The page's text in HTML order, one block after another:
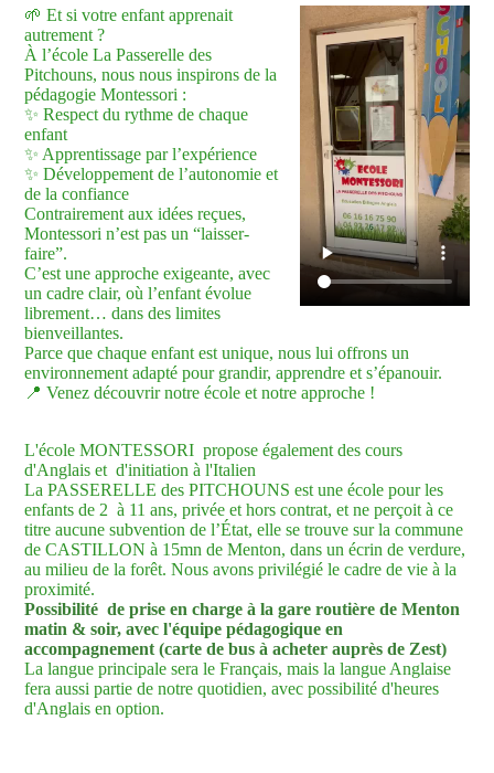
🌱 Et si votre enfant apprenait
autrement ?
À l’école La Passerelle des
Pitchouns, nous nous inspirons de la
pédagogie Montessori :
✨ Respect du rythme de chaque
enfant
✨ Apprentissage par l’expérience
✨ Développement de l’autonomie et
de la confiance
Contrairement aux idées reçues,
Montessori n’est pas un “laisser-
faire”.
C’est une approche exigeante, avec
un cadre clair, où l’enfant évolue
librement… dans des limites
bienveillantes.
Parce que chaque enfant est unique, nous lui offrons un
environnement adapté pour grandir, apprendre et s’épanouir.
📍 Venez découvrir notre école et notre approche !
L'école MONTESSORI propose également des cours
d'Anglais et d'initiation à l'Italien
La PASSERELLE des PITCHOUNS est une école pour les
enfants de 2 à 11 ans, privée et hors contrat, et ne perçoit à ce
titre aucune subvention de l’État, elle se trouve sur la commune
de CASTILLON à 15mn de Menton, dans un écrin de verdure,
au milieu de la forêt. Nous avons privilégié le cadre de vie à la
proximité.
Possibilité de prise en charge à la gare routière de Menton
matin & soir, avec l'équipe pédagogique en
accompagnement (carte de bus à acheter auprès de Zest)
La langue principale sera le Français, mais la langue Anglaise
fera aussi partie de notre quotidien, avec possibilité d'heures
d'Anglais en option.